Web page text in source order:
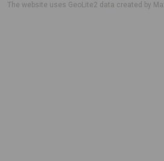
The website uses GeoLite2 data created by